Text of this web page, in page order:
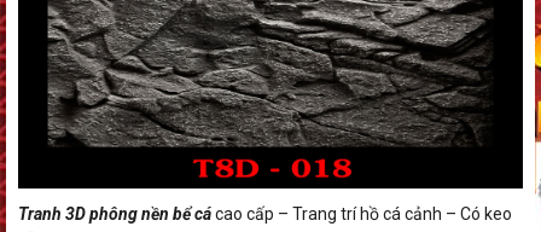
Tranh 3D phông nền bể cácao cấp – Trang trí hồ cá cảnh – Có keo